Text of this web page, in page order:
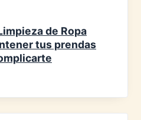
de Ropa
tus prendas